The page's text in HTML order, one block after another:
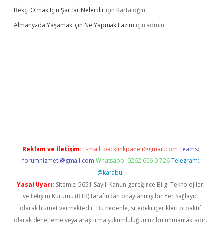
Bekçi Olmak Için Şartlar Nelerdir için Kartaloğlu
Almanyada Yaşamak Için Ne Yapmak Lazım için admin
Reklam ve İletişim: E-mail: backlinkpaneli@gmail.com Teams:
forumhizmeti@gmail.com Whatsapp: 0262 606 0 726 Telegram:
@karabul
Yasal Uyarı: Sitemiz, 5651 Sayılı Kanun gereğince Bilgi Teknolojileri
ve İletişim Kurumu (BTK) tarafından onaylanmış bir Yer Sağlayıcı
olarak hizmet vermektedir. Bu nedenle, sitedeki içerikleri proaktif
olarak denetleme veya araştırma yükümlülüğümüz bulunmamaktadır.